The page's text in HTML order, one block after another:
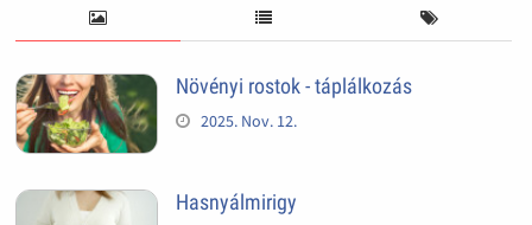
Növényi rostok - táplálkozás
2025. Nov. 12.
Hasnyálmirigy